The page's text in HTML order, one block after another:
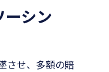
シン
させ、多額の賠